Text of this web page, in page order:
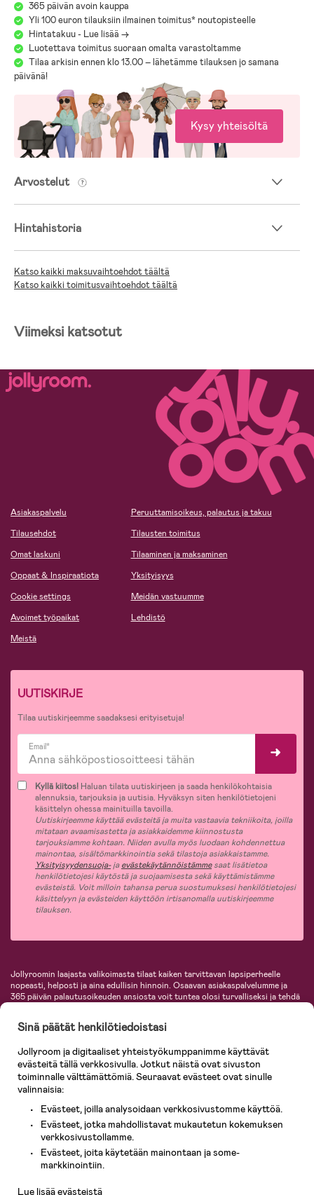
365 päivän avoin kauppa
Yli 100 euron tilauksiin ilmainen toimitus* noutopisteelle
Hintatakuu - Lue lisää ->
Luotettava toimitus suoraan omalta varastoltamme
Tilaa arkisin ennen klo 13.00 – lähetämme tilauksen jo samana
päivänä!
Kysy yhteisöltä
Arvostelut
Hintahistoria
Katso kaikki maksuvaihtoehdot täältä
Katso kaikki toimitusvaihtoehdot täältä
Viimeksi katsotut
Asiakaspalvelu
Tilausehdot
Omat laskuni
Oppaat & Inspiraatiota
Cookie settings
Avoimet työpaikat
Meistä
Peruuttamisoikeus, palautus ja takuu
Tilausten toimitus
Tilaaminen ja maksaminen
Yksityisyys
Meidän vastuumme
Lehdistö
UUTISKIRJE
Tilaa uutiskirjeemme saadaksesi erityisetuja!
Email*
Kyllä kiitos! Haluan tilata uutiskirjeen ja saada henkilökohtaisia
alennuksia, tarjouksia ja uutisia. Hyväksyn siten henkilötietojeni
käsittelyn ohessa mainituilla tavoilla.
Uutiskirjeemme käyttää evästeitä ja muita vastaavia tekniikoita, joilla
mitataan avaamisastetta ja asiakkaidemme kiinnostusta
tarjouksiamme kohtaan. Niiden avulla myös luodaan kohdennettua
mainontaa, sisältömarkkinointia sekä tilastoja asiakkaistamme.
Yksityisyydensuoja-jaevästekäytännöistämmesaat lisätietoa
henkilötietojesi käytöstä ja suojaamisesta sekä käyttämistämme
evästeistä. Voit milloin tahansa perua suostumuksesi henkilötietojesi
käsittelyyn ja evästeiden käyttöön irtisanomalla uutiskirjeemme
tilauksen.
Jollyroomin laajasta valikoimasta tilaat kaiken tarvittavan lapsiperheelle
nopeasti, helposti ja aina edullisin hinnoin. Osaavan asiakaspalvelumme ja
365 päivän palautusoikeuden ansiosta voit tuntea olosi turvalliseksi ja tehdä
lastentarvikkeita sekä paljon muuta. Meiltä löydät lukuisia tunnettuja
KidKraft, Ergobaby, Philips Avent, Neonate, Cybex, LEGO ja monia muita!
Tervetuloa shoppailemaan Pohjoismaiden suurimpaan lastentarvikkeiden
verkkokauppaan!
Sinä päätät henkilötiedoistasi
Jollyroom ja digitaaliset yhteistyökumppanimme käyttävät
evästeitä tällä verkkosivulla. Jotkut näistä ovat sivuston
toiminnalle välttämättömiä. Seuraavat evästeet ovat sinulle
valinnaisia:
Evästeet, joilla analysoidaan verkkosivustomme käyttöä.
Evästeet, jotka mahdollistavat mukautetun kokemuksen
verkkosivustollamme.
Evästeet, joita käytetään mainontaan ja some-
markkinointiin.
Lue lisää evästeistä